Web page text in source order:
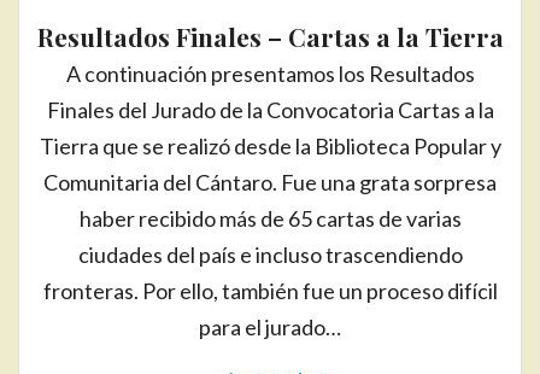
Resultados Finales – Cartas a la Tierra
A continuación presentamos los Resultados
Finales del Jurado de la Convocatoria Cartas a la
Tierra que se realizó desde la Biblioteca Popular y
Comunitaria del Cántaro. Fue una grata sorpresa
haber recibido más de 65 cartas de varias
ciudades del país e incluso trascendiendo
fronteras. Por ello, también fue un proceso difícil
para el jurado…